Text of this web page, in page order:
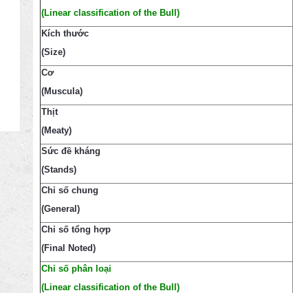
(Linear classification of the Bull)
Kích thước
(Size)
Cơ
(Muscula)
Thịt
(Meaty)
Sức đề kháng
(Stands)
Chỉ số chung
(General)
Chỉ số tổng hợp
(Final Noted)
Chỉ số phân loại
(Linear classification of the Bull)